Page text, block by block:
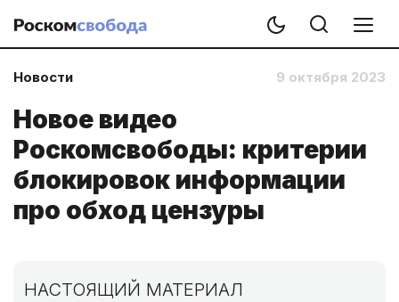
Новости 9 октября 2023
Новое видео
Роскомсвободы: критерии
блокировок информации
про обход цензуры
НАСТОЯЩИЙ МАТЕРИАЛ